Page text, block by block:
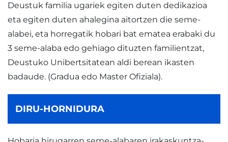
Deustuk familia ugariek egiten duten dedikazioa
eta egiten duten ahalegina aitortzen die seme-
alabei, eta horregatik hobari bat ematea erabaki du
3 seme-alaba edo gehiago dituzten familientzat,
Deustuko Unibertsitatean aldi berean ikasten
badaude. (Gradua edo Master Ofiziala).
DIRU-HORNIDURA